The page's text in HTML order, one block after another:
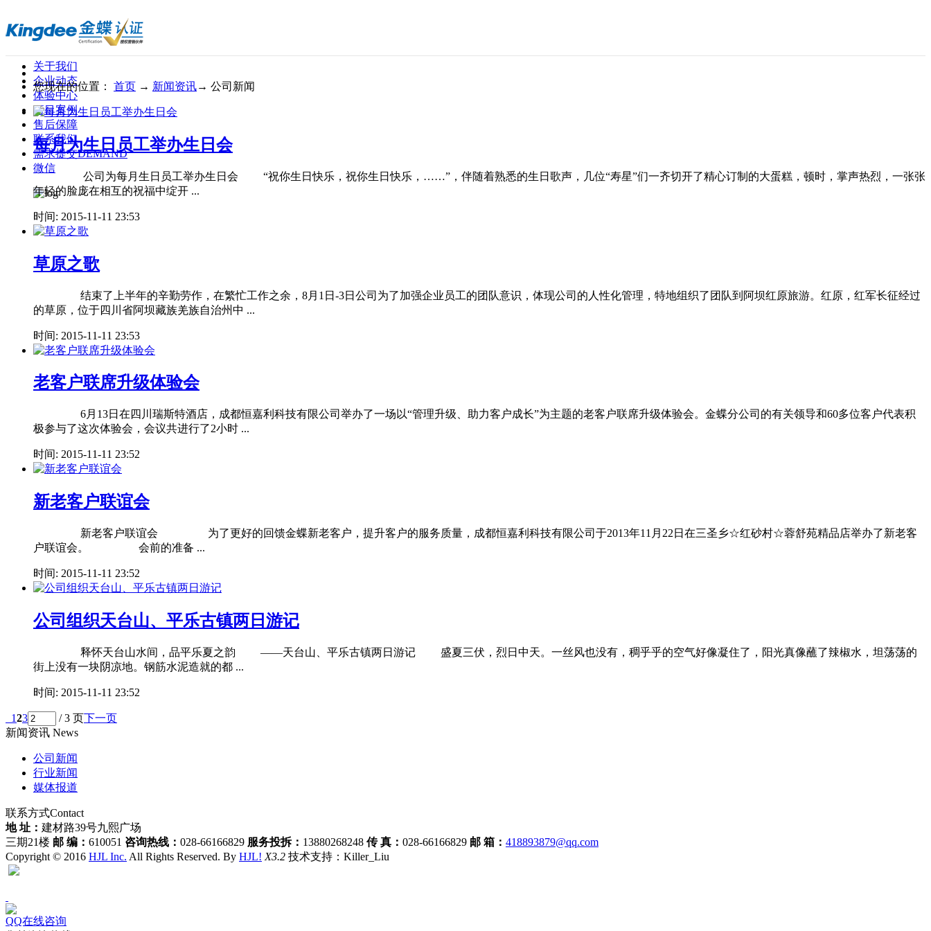
关于我们
企业动态
体验中心
项目案例
售后保障
联系我们
需求提交DEMAND
微信
您现在的位置： 首页 → 新闻资讯→ 公司新闻
每月为生日员工举办生日会
公司为每月生日员工举办生日会 “祝你生日快乐，祝你生日快乐，……”，伴随着熟悉的生日歌声，几位“寿星”们一齐切开了精心订制的大蛋糕，顿时，掌声热烈，一张张
年轻的脸庞在相互的祝福中绽开 ...
时间: 2015-11-11 23:53
草原之歌
结束了上半年的辛勤劳作，在繁忙工作之余，8月1日-3日公司为了加强企业员工的团队意识，体现公司的人性化管理，特地组织了团队到阿坝红原旅游。红原，红军长征经过
的草原，位于四川省阿坝藏族羌族自治州中 ...
时间: 2015-11-11 23:53
老客户联席升级体验会
6月13日在四川瑞斯特酒店，成都恒嘉利科技有限公司举办了一场以“管理升级、助力客户成长”为主题的老客户联席升级体验会。金蝶分公司的有关领导和60多位客户代表积
极参与了这次体验会，会议共进行了2小时 ...
时间: 2015-11-11 23:52
新老客户联谊会
新老客户联谊会 为了更好的回馈金蝶新老客户，提升客户的服务质量，成都恒嘉利科技有限公司于2013年11月22日在三圣乡☆红砂村☆蓉舒苑精品店举办了新老客
户联谊会。 会前的准备 ...
时间: 2015-11-11 23:52
公司组织天台山、平乐古镇两日游记
释怀天台山水间，品平乐夏之韵 ——天台山、平乐古镇两日游记 盛夏三伏，烈日中天。一丝风也没有，稠乎乎的空气好像凝住了，阳光真像蘸了辣椒水，坦荡荡的
街上没有一块阴凉地。钢筋水泥造就的都 ...
时间: 2015-11-11 23:52
123 / 3 页下一页
新闻资讯 News
公司新闻
行业新闻
媒体报道
联系方式Contact
地 址： 建材路39号九熙广场
三期21楼 邮 编： 610051 咨询热线： 028-66166829 服务投拆： 13880268248 传 真： 028-66166829 邮 箱： 418893879@qq.com
Copyright © 2016 HJL Inc. All Rights Reserved. By HJL! X3.2 技术支持：Killer_Liu
QQ在线咨询